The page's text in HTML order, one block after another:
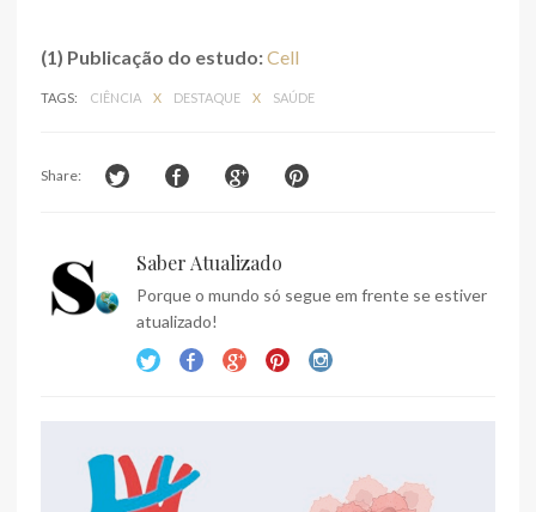
(1) Publicação do estudo:Cell
TAGS: CIÊNCIA X DESTAQUE X SAÚDE
Share:
Saber Atualizado
Porque o mundo só segue em frente se estiver
atualizado!